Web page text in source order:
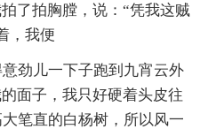
了拍胸膛，说：“凭我这贼
，我便
劲儿一下子跑到九宵云外
面子，我只好硬着头皮往
笔直的白杨树，所以风一